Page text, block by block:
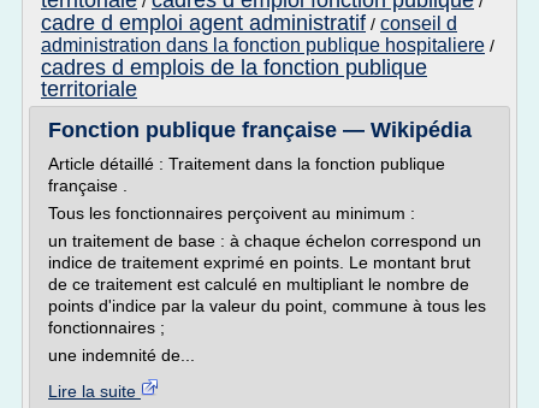
cadre d emploi agent administratif / conseil d
administration dans la fonction publique hospitaliere /
cadres d emplois de la fonction publique
territoriale
Fonction publique française — Wikipédia
Article détaillé : Traitement dans la fonction publique
française .
Tous les fonctionnaires perçoivent au minimum :
un traitement de base : à chaque échelon correspond un
indice de traitement exprimé en points. Le montant brut
de ce traitement est calculé en multipliant le nombre de
points d'indice par la valeur du point, commune à tous les
fonctionnaires ;
une indemnité de...
Lire la suite